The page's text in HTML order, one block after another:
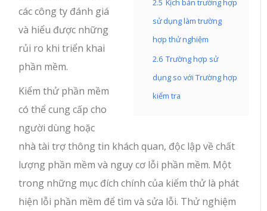
2.5 Kịch bản trường hợp
sử dụng làm trường
hợp thử nghiệm
2.6 Trường hợp sử
dụng so với Trường hợp
kiểm tra
các công ty đánh giá
và hiểu được những
rủi ro khi triển khai
phần mềm.
Kiểm thử phần mềm
có thể cung cấp cho
người dùng hoặc
nhà tài trợ thông tin khách quan, độc lập về chất
lượng phần mềm và nguy cơ lỗi phần mềm. Một
trong những mục đích chính của kiểm thử là phát
hiện lỗi phần mềm để tìm và sửa lỗi. Thử nghiệm